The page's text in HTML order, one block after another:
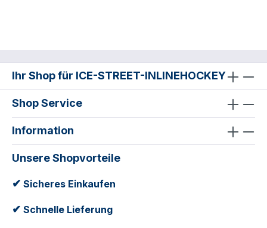
Ihr Shop für ICE-STREET-INLINEHOCKEY
Shop Service
Information
Unsere Shopvorteile
✔ Sicheres Einkaufen
✔ Schnelle Lieferung